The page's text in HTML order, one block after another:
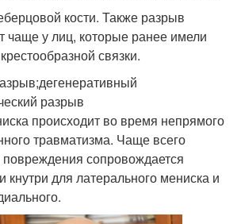
кости. Также разрыв
чаще у лиц, которые ранее имели
связки.
разрыв
происходит во время непрямого
травматизма. Чаще всего
сопровождается
для латерального мениска и